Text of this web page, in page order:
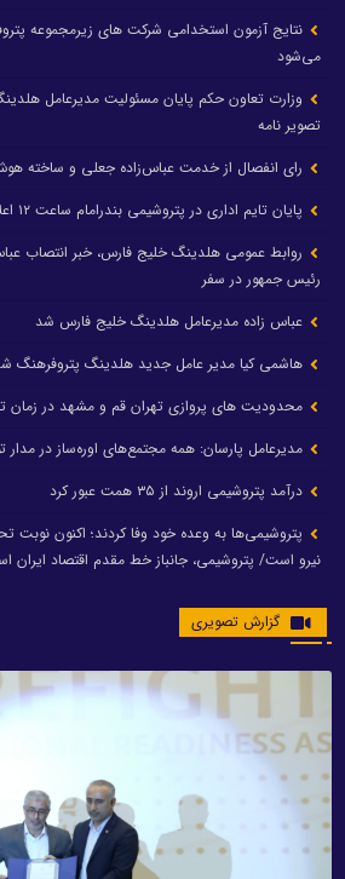
می‌شود
وزارت تعاون حکم پایان مسئولیت مدیرعامل
تصویر نامه
رای انفصال از خدمت عباس‌زاده جعلی و ساخته
پایان تایم اداری در پتروشیمی بندرامام ساعت ۱۲ اعلام شد
روابط عمومی هلدینگ خلیج فارس، خبر انتصاب
رئیس جمهور در سفر
عباس زاده مدیرعامل هلدینگ خلیج فارس شد
هاشمی کیا مدیر عامل جدید هلدینگ پتروفرهنگ
محدودیت های پروازی تهران قم و مشهد در زمان
مدیرعامل پارسان: همه مجتمع‌های اوره‌ساز در مدار
درآمد پتروشیمی اروند از ۳۵ همت عبور کرد
پتروشیمی‌ها به وعده خود وفا کردند؛ اکنون
نیرو است/ پتروشیمی، جانباز خط مقدم اقتصاد ایران
گزارش تصویری